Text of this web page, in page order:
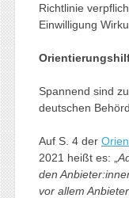
Richtlinie
Einwilligung
Spannend sind
deutschen
Auf S. 4 der
2021 heißt es: „
den
vor allem